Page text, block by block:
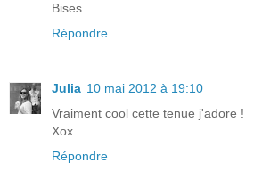
Bises
Répondre
Julia 10 mai 2012 à 19:10
Vraiment cool cette tenue j'adore !
Xox
Répondre